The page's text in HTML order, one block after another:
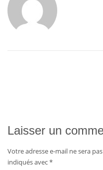
Laisser un
Votre adresse e-mail ne sera
indiqués avec*